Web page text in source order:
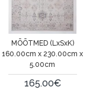
MÕÕTMED (LxSxK)
160.00cm x 230.00cm x
5.00cm
165.00€